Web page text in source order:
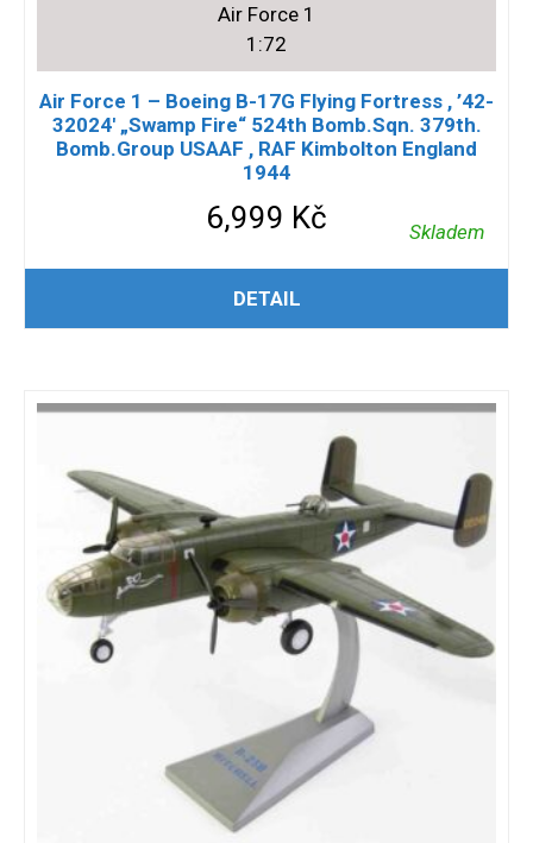
Air Force 1
1:72
Air Force 1 – Boeing B-17G Flying Fortress , ’42-
32024′ „Swamp Fire“ 524th Bomb.Sqn. 379th.
Bomb.Group USAAF , RAF Kimbolton England
1944
6,999 Kč Skladem
PŘIDAT DO KOŠÍKU
DETAIL